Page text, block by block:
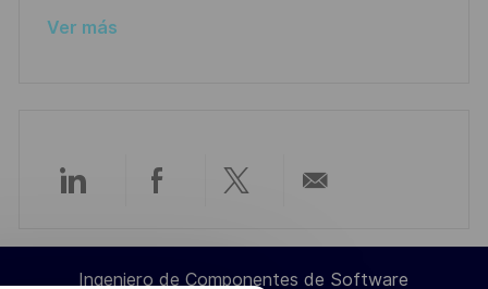
i
Ver más
Compartir
a
Compartir
a
Compartir
a
por
Ingeniero de Componentes de Software